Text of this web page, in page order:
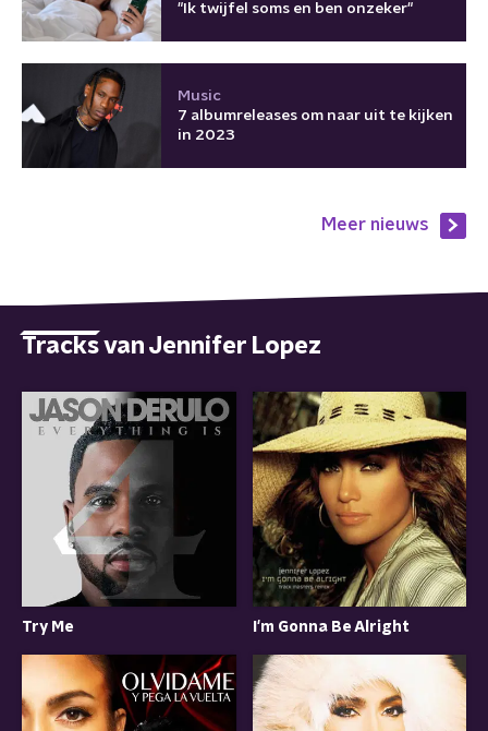
"Ik twijfel soms en ben onzeker"
Music
7 albumreleases om naar uit te kijken
in 2023
Meer nieuws
Tracks van Jennifer Lopez
Try Me I'm Gonna Be Alright